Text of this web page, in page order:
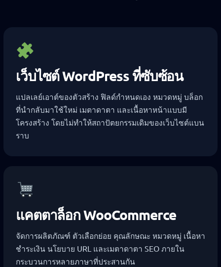
เว็บไซต์ WordPress ที่ซับซ้อน
แปลเลย์เอาต์ของตัวสร้าง ฟิลด์กำหนดเอง หมวดหมู่ บล็อก
ที่นำกลับมาใช้ใหม่ เมตาดาตา และเนื้อหาหน้าแบบมี
โครงสร้าง โดยไม่ทำให้สถาปัตยกรรมเดิมของเว็บไซต์แบน
ราบ
แคตตาล็อก WooCommerce
จัดการผลิตภัณฑ์ ตัวเลือกย่อย คุณลักษณะ หมวดหมู่ เนื้อหา
ชำระเงิน นโยบาย URL และเมตาดาตา SEO ภายใน
กระบวนการหลายภาษาที่ประสานกัน